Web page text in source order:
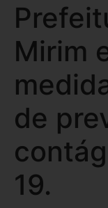
Mirim
de
19.